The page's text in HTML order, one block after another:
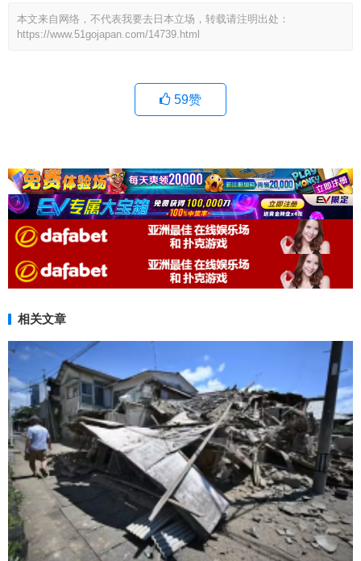
本文来自网络，不代表我要去日本立场，转载请注明出处：
https://www.51gojapan.com/14739.html
59赞
相关文章